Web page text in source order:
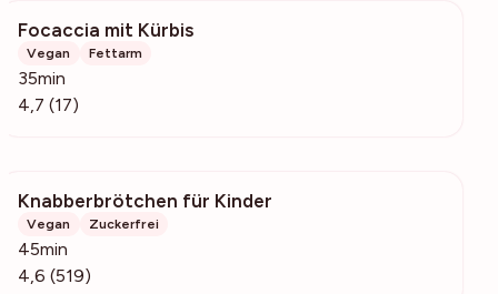
Focaccia mit Kürbis
Vegan Fettarm
35min
4,7 (17)
Knabberbrötchen für Kinder
Vegan Zuckerfrei
45min
4,6 (519)